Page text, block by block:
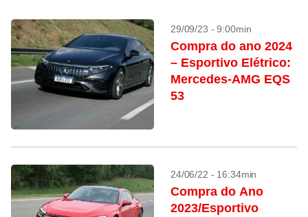
29/09/23 - 9:00min
Compra do ano 2024
– Esportivo Elétrico:
Mercedes-AMG EQS
53
24/06/22 - 16:34min
Compra do Ano
2023/Esportivo